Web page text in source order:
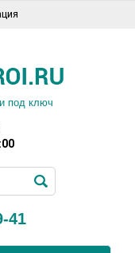
под ключ
41